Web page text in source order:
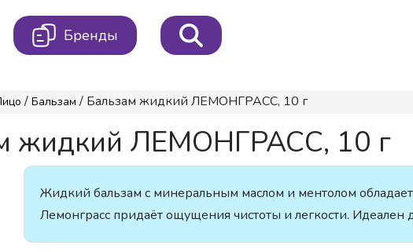
Бренды
/ Бальзам / Бальзам жидкий ЛЕМОНГРАСС, 10 г
жидкий ЛЕМОНГРАСС, 10 г
Жидкий бальзам с минеральным маслом и ментолом
Лемонграсс придаёт ощущения чистоты и легкости. Идеален